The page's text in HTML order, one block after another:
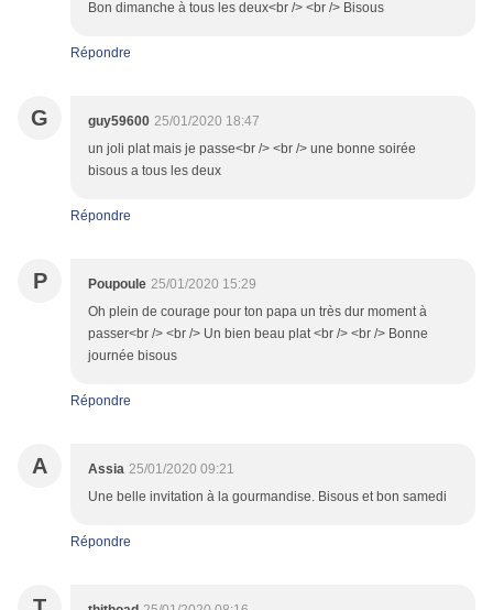
Bon dimanche à tous les deux<br /> <br /> Bisous
Répondre
G guy59600 25/01/2020 18:47
un joli plat mais je passe<br /> <br /> une bonne soirée
bisous a tous les deux
Répondre
P Poupoule 25/01/2020 15:29
Oh plein de courage pour ton papa un très dur moment à
passer<br /> <br /> Un bien beau plat <br /> <br /> Bonne
journée bisous
Répondre
A Assia 25/01/2020 09:21
Une belle invitation à la gourmandise. Bisous et bon samedi
Répondre